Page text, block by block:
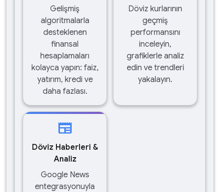
Gelişmiş
algoritmalarla
desteklenen
finansal
hesaplamaları
kolayca yapın: faiz,
yatırım, kredi ve
daha fazlası.
Döviz kurlarının
geçmiş
performansını
inceleyin,
grafiklerle analiz
edin ve trendleri
yakalayın.
newspaper
Döviz Haberleri &
Analiz
Google News
entegrasyonuyla